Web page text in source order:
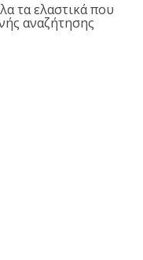
τα ελαστικά που
αναζήτησης